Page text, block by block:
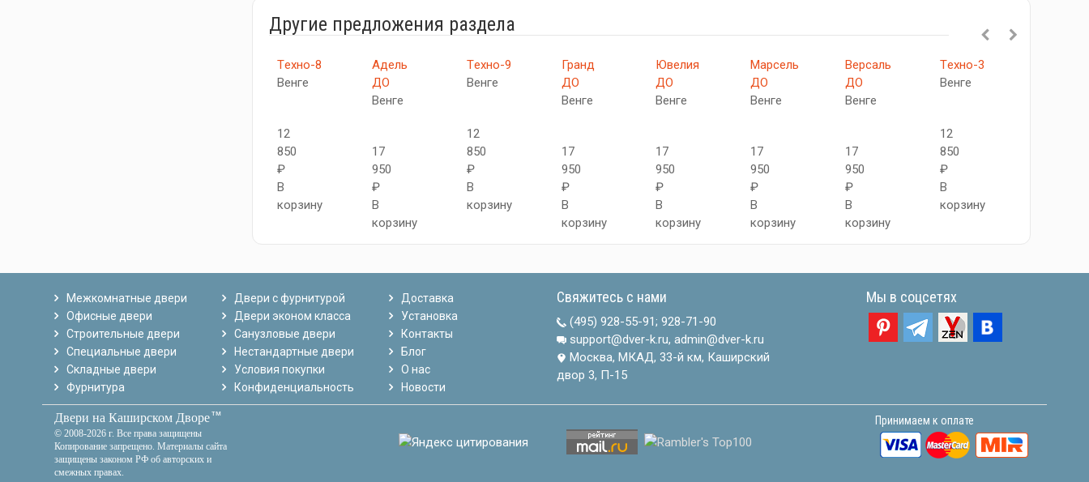
Другие предложения раздела
Tехно-8
Венге
12
850
₽
В
корзину
Адель
ДО
Венге
17
950
₽
В
корзину
Tехно-9
Венге
12
850
₽
В
корзину
Гранд
ДО
Венге
17
950
₽
В
корзину
Ювелия
ДО
Венге
17
950
₽
В
корзину
Марсель
ДО
Венге
17
950
₽
В
корзину
Версаль
ДО
Венге
17
950
₽
В
корзину
Tехно-3
Венге
12
850
₽
В
корзину
Межкомнатные двери
Офисные двери
Строительные двери
Специальные двери
Складные двери
Фурнитура
Двери с фурнитурой
Двери эконом класса
Санузловые двери
Нестандартные двери
Условия покупки
Конфиденциальность
Доставка
Установка
Контакты
Блог
О нас
Новости
Свяжитесь с нами
(495) 928-55-91; 928-71-90
support@dver-k.ru, admin@dver-k.ru
Москва, МКАД, 33-й км, Каширский
двор 3, П-15
Мы в соцсетях
Двери на Каширском Дворетм
© 2008-2026 г. Все права защищены
Копирование запрещено. Материалы сайта
защищены законом РФ об авторских и
смежных правах.
Принимаем к оплате